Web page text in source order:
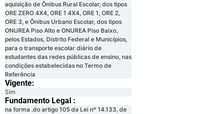
aquisição de Ônibus Rural Escolar, dos tipos
ORE ZERO 4X4, ORE 1 4X4, ORE 1, ORE 2,
ORE 3, e Ônibus Urbano Escolar, dos tipos
ONUREA Piso Alto e ONUREA Piso Baixo,
pelos Estados, Distrito Federal e Municípios,
para o transporte escolar diário de
estudantes das redes públicas de ensino, nas
condições estabelecidas no Termo de
Referência
Vigente:
Sim
Fundamento Legal :​
na forma .do artigo 105 da Lei nº 14.133, de